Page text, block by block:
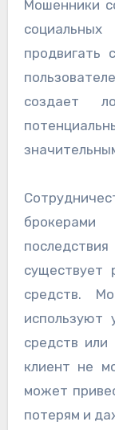
Мошенники
продвигать
создает
существует
средств.
используют
средств или
клиент не
может
потерям и